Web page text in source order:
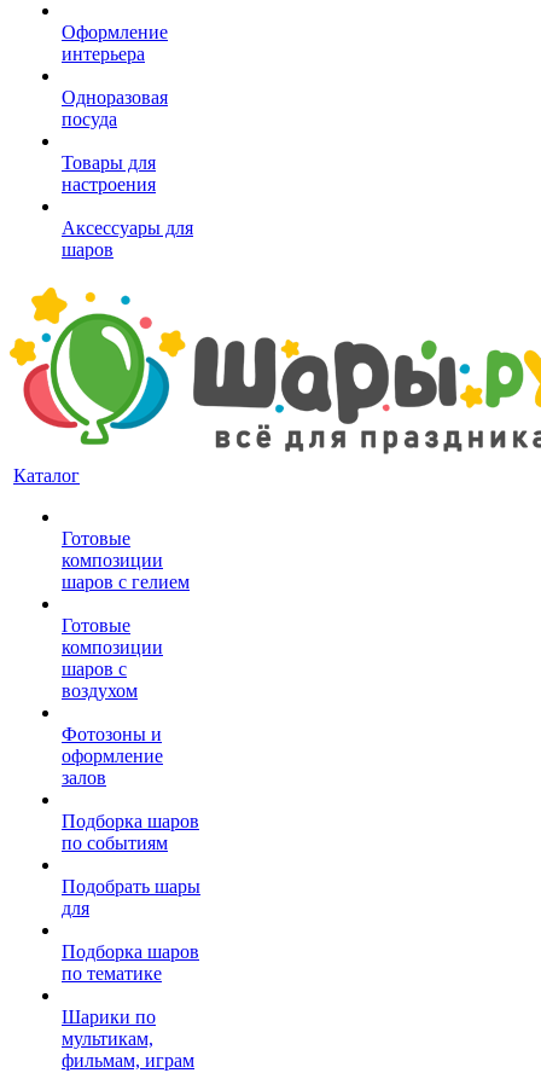
Оформление
интерьера
Одноразовая
посуда
Товары для
настроения
Аксессуары для
шаров
Каталог
Готовые
композиции
шаров с гелием
Готовые
композиции
шаров с
воздухом
Фотозоны и
оформление
залов
Подборка шаров
по событиям
Подобрать шары
для
Подборка шаров
по тематике
Шарики по
мультикам,
фильмам, играм